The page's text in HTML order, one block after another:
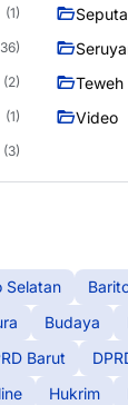
(1)
(2) Teweh
(1) Video
(3)
Selatan
Budaya
Barut
Hukrim